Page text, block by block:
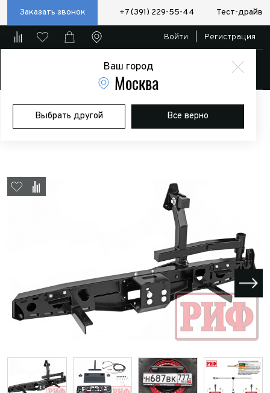
Заказать звонок +7 (391) 229-55-44 Тест-драйв
Ваш город
Москва
Выбрать другой Все верно
Войти Регистрация
Главная Магазин Дополнительное оборудование
Силовые
бампера/пороги/калитки
Бампер РИФ задний для УАЗ Хантер с
площадкой под лебедку, калиткой и фонарями (лифт)